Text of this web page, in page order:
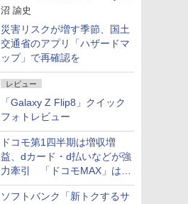
沼 諭史
災害リスクが増す季節、国土
交通省のアプリ「ハザードマ
ップ」で再確認を
レビュー
「Galaxy Z Flip8」クイック
フォトレビュー
ドコモ第1四半期は増収増
益、dカード・d払いなどが強
力牽引 「ドコモMAX」は
400万契約突破
ソフトバンク「新トクするサ